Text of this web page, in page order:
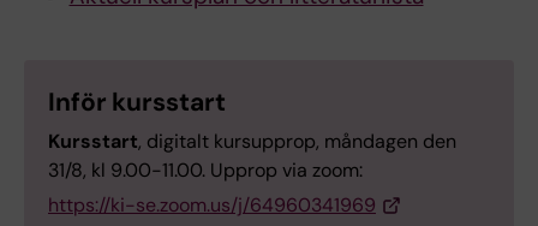
Inför kursstart
Kursstart, digitalt kursupprop, måndagen den
31/8, kl 9.00-11.00. Upprop via zoom:
https://ki-se.zoom.us/j/64960341969